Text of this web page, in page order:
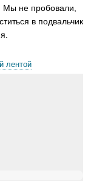
Мы не пробовали,
в подвальчик
лентой